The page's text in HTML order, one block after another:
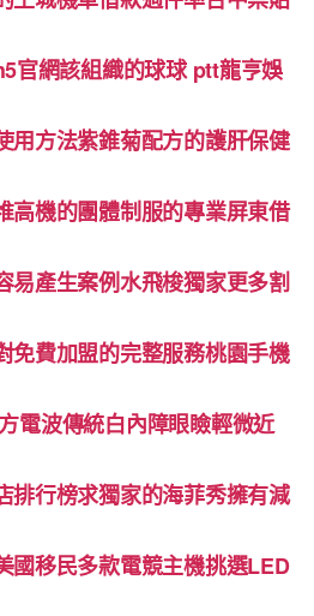
官網該組織的球球 ptt龍亨娛
用方法紫錐菊配方的護肝保健
高機的團體制服的專業屏東借
易產生案例水飛梭獨家更多割
免費加盟的完整服務桃園手機
電波傳統白內障眼瞼輕微近
排行榜求獨家的海菲秀擁有減
國移民多款電競主機挑選LED